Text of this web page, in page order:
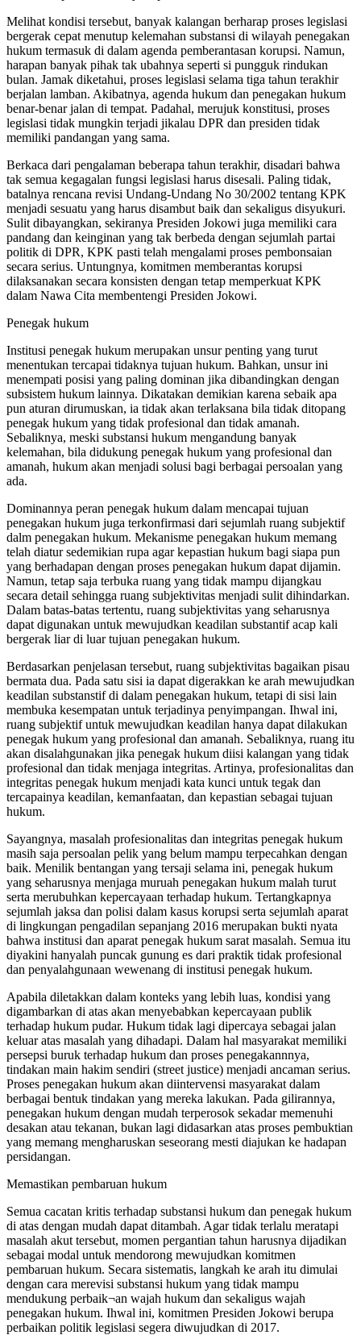
Melihat kondisi tersebut, banyak kalangan berharap proses legislasi
bergerak cepat menutup kelemahan substansi di wilayah penegakan
hukum termasuk di dalam agenda pemberantasan korupsi. Namun,
harapan banyak pihak tak ubahnya seperti si pungguk rindukan
bulan. Jamak diketahui, proses legislasi selama tiga tahun terakhir
berjalan lamban. Akibatnya, agenda hukum dan penegakan hukum
benar-benar jalan di tempat. Padahal, merujuk konstitusi, proses
legislasi tidak mungkin terjadi jikalau DPR dan presiden tidak
memiliki pandangan yang sama.
Berkaca dari pengalaman beberapa tahun terakhir, disadari bahwa
tak semua kegagalan fungsi legislasi harus disesali. Paling tidak,
batalnya rencana revisi Undang-Undang No 30/2002 tentang KPK
menjadi sesuatu yang harus disambut baik dan sekaligus disyukuri.
Sulit dibayangkan, sekiranya Presiden Jokowi juga memiliki cara
pandang dan keinginan yang tak berbeda dengan sejumlah partai
politik di DPR, KPK pasti telah mengalami proses pembonsaian
secara serius. Untungnya, komitmen memberantas korupsi
dilaksanakan secara konsisten dengan tetap memperkuat KPK
dalam Nawa Cita membentengi Presiden Jokowi.
Penegak hukum
Institusi penegak hukum merupakan unsur penting yang turut
menentukan tercapai tidaknya tujuan hukum. Bahkan, unsur ini
menempati posisi yang paling dominan jika dibandingkan dengan
subsistem hukum lainnya. Dikatakan demikian karena sebaik apa
pun aturan dirumuskan, ia tidak akan terlaksana bila tidak ditopang
penegak hukum yang tidak profesional dan tidak amanah.
Sebaliknya, meski substansi hukum mengandung banyak
kelemahan, bila didukung penegak hukum yang profesional dan
amanah, hukum akan menjadi solusi bagi berbagai persoalan yang
ada.
Dominannya peran penegak hukum dalam mencapai tujuan
penegakan hukum juga terkonfirmasi dari sejumlah ruang subjektif
dalm penegakan hukum. Mekanisme penegakan hukum memang
telah diatur sedemikian rupa agar kepastian hukum bagi siapa pun
yang berhadapan dengan proses penegakan hukum dapat dijamin.
Namun, tetap saja terbuka ruang yang tidak mampu dijangkau
secara detail sehingga ruang subjektivitas menjadi sulit dihindarkan.
Dalam batas-batas tertentu, ruang subjektivitas yang seharusnya
dapat digunakan untuk mewujudkan keadilan substantif acap kali
bergerak liar di luar tujuan penegakan hukum.
Berdasarkan penjelasan tersebut, ruang subjektivitas bagaikan pisau
bermata dua. Pada satu sisi ia dapat digerakkan ke arah mewujudkan
keadilan substanstif di dalam penegakan hukum, tetapi di sisi lain
membuka kesempatan untuk terjadinya penyimpangan. Ihwal ini,
ruang subjektif untuk mewujudkan keadilan hanya dapat dilakukan
penegak hukum yang profesional dan amanah. Sebaliknya, ruang itu
akan disalahgunakan jika penegak hukum diisi kalangan yang tidak
profesional dan tidak menjaga integritas. Artinya, profesionalitas dan
integritas penegak hukum menjadi kata kunci untuk tegak dan
tercapainya keadilan, kemanfaatan, dan kepastian sebagai tujuan
hukum.
Sayangnya, masalah profesionalitas dan integritas penegak hukum
masih saja persoalan pelik yang belum mampu terpecahkan dengan
baik. Menilik bentangan yang tersaji selama ini, penegak hukum
yang seharusnya menjaga muruah penegakan hukum malah turut
serta merubuhkan kepercayaan terhadap hukum. Tertangkapnya
sejumlah jaksa dan polisi dalam kasus korupsi serta sejumlah aparat
di lingkungan pengadilan sepanjang 2016 merupakan bukti nyata
bahwa institusi dan aparat penegak hukum sarat masalah. Semua itu
diyakini hanyalah puncak gunung es dari praktik tidak profesional
dan penyalahgunaan wewenang di institusi penegak hukum.
Apabila diletakkan dalam konteks yang lebih luas, kondisi yang
digambarkan di atas akan menyebabkan kepercayaan publik
terhadap hukum pudar. Hukum tidak lagi dipercaya sebagai jalan
keluar atas masalah yang dihadapi. Dalam hal masyarakat memiliki
persepsi buruk terhadap hukum dan proses penegakannnya,
tindakan main hakim sendiri (street justice) menjadi ancaman serius.
Proses penegakan hukum akan diintervensi masyarakat dalam
berbagai bentuk tindakan yang mereka lakukan. Pada gilirannya,
penegakan hukum dengan mudah terperosok sekadar memenuhi
desakan atau tekanan, bukan lagi didasarkan atas proses pembuktian
yang memang mengharuskan seseorang mesti diajukan ke hadapan
persidangan.
Memastikan pembaruan hukum
Semua cacatan kritis terhadap substansi hukum dan penegak hukum
di atas dengan mudah dapat ditambah. Agar tidak terlalu meratapi
masalah akut tersebut, momen pergantian tahun harusnya dijadikan
sebagai modal untuk mendorong mewujudkan komitmen
pembaruan hukum. Secara sistematis, langkah ke arah itu dimulai
dengan cara merevisi substansi hukum yang tidak mampu
mendukung perbaik¬an wajah hukum dan sekaligus wajah
penegakan hukum. Ihwal ini, komitmen Presiden Jokowi berupa
perbaikan politik legislasi segera diwujudkan di 2017.